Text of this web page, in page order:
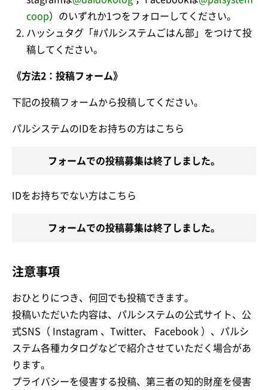
coop）のいずれか1つをフォローしてください。
ハッシュタグ「#パルシステムごはん部」をつけて投
稿してください。
《方法2：投稿フォーム》
下記の投稿フォームから投稿してください。
パルシステムのIDをお持ちの方はこちら
フォームでの投稿募集は終了しました。
IDをお持ちでない方はこちら
フォームでの投稿募集は終了しました。
注意事項
おひとりにつき、何回でも投稿できます。
投稿いただいた内容は、パルシステムの公式サイト、公
式SNS（ Instagram 、Twitter、 Facebook ）、パルシ
ステム各種カタログなどで紹介させていただく場合があ
ります。
プライバシーを侵害する投稿、第三者の知的財産を侵害